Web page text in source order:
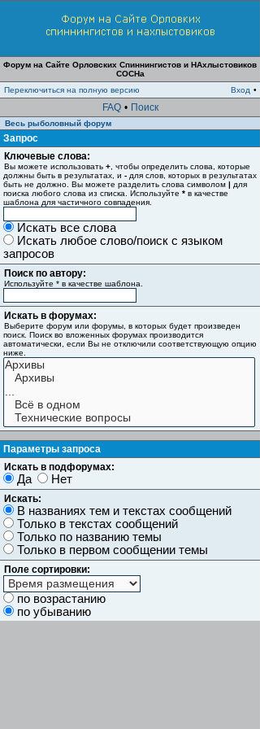
Форум на Сайте Орловских Спиннингистов и НАхлыстовиков
СОСНа
Переключиться на полную версию
Вход •
FAQ • Поиск
Весь рыболовный форум
Запрос
Ключевые слова:
Вы можете использовать + , чтобы определить слова, которые
должны быть в результатах, и - для слов, которых в результатах
быть не должно. Вы можете разделить слова символом | для
поиска любого слова из списка. Используйте * в качестве
шаблона для частичного совпадения.
Искать все слова
Искать любое слово/поиск с языком
запросов
Поиск по автору:
Используйте * в качестве шаблона.
Искать в форумах:
Выберите форум или форумы, в которых будет произведен
поиск. Поиск во вложенных форумах производится
автоматически, если Вы не отключили соответствующую опцию
ниже.
Параметры запроса
Искать в подфорумах:
Да Нет
Искать:
В названиях тем и текстах сообщений
Только в текстах сообщений
Только по названию темы
Только в первом сообщении темы
Поле сортировки:
по возрастанию
по убыванию